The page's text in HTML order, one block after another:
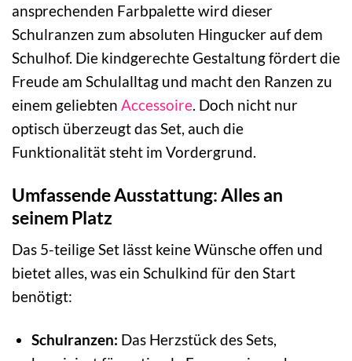
ansprechenden Farbpalette wird dieser
Schulranzen zum absoluten Hingucker auf dem
Schulhof. Die kindgerechte Gestaltung fördert die
Freude am Schulalltag und macht den Ranzen zu
einem geliebten Accessoire. Doch nicht nur
optisch überzeugt das Set, auch die
Funktionalität steht im Vordergrund.
Umfassende Ausstattung: Alles an
seinem Platz
Das 5-teilige Set lässt keine Wünsche offen und
bietet alles, was ein Schulkind für den Start
benötigt:
Schulranzen: Das Herzstück des Sets,